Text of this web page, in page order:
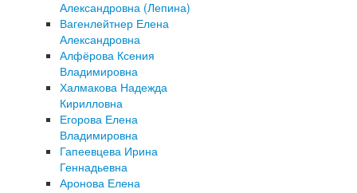
Александровна (Лепина)
Вагенлейтнер Елена
Александровна
Алфёрова Ксения
Владимировна
Халмакова Надежда
Кирилловна
Егорова Елена
Владимировна
Гапеевцева Ирина
Геннадьевна
Аронова Елена